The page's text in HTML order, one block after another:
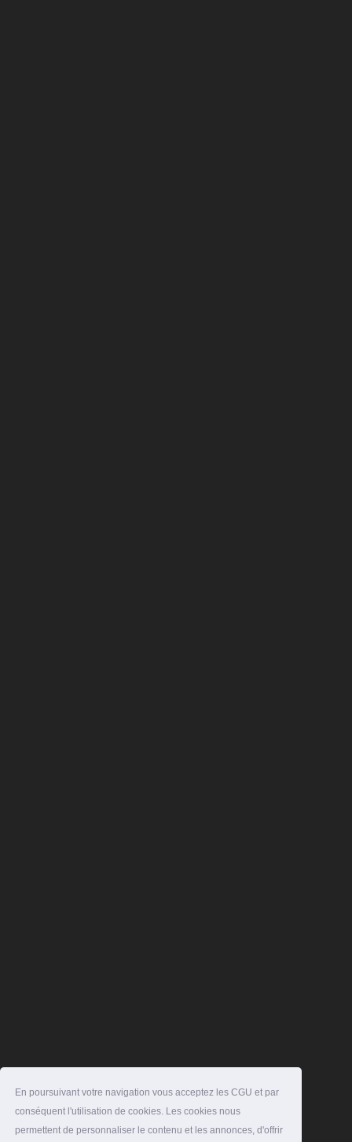
En poursuivant votre navigation vous acceptez les CGU et par
conséquent l'utilisation de cookies. Les cookies nous
permettent de personnaliser le contenu et les annonces, d'offrir